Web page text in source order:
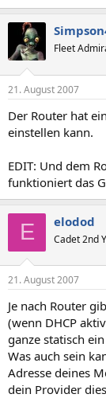
Fleet
21. August 2007
Der Router hat
einstellen kann.
EDIT: Und dem
funktioniert das
E elodod
Cadet 2nd
21. August 2007
Je nach Router
(wenn DHCP
ganze statisch ein
Was auch sein
Adresse deines
dein Provider